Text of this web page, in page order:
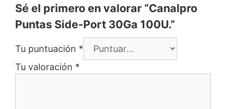
Sé el primero en valorar “Canalpro
Puntas Side-Port 30Ga 100U.”
Tu puntuación *
Tu valoración *